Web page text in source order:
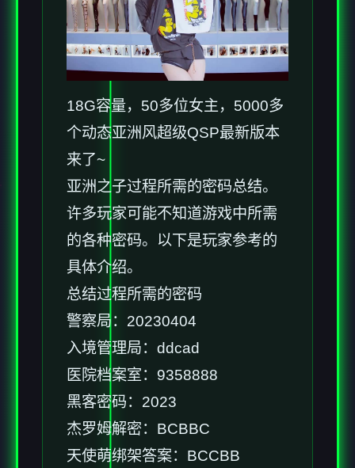
18G容量，50多位女主，5000多
个动态亚洲风超级QSP最新版本
来了~
亚洲之子过程所需的密码总结。
许多玩家可能不知道游戏中所需
的各种密码。以下是玩家参考的
具体介绍。
总结过程所需的密码
警察局：20230404
入境管理局：ddcad
医院档案室：9358888
黑客密码：2023
杰罗姆解密：BCBBC
天使萌绑架答案：BCCBB